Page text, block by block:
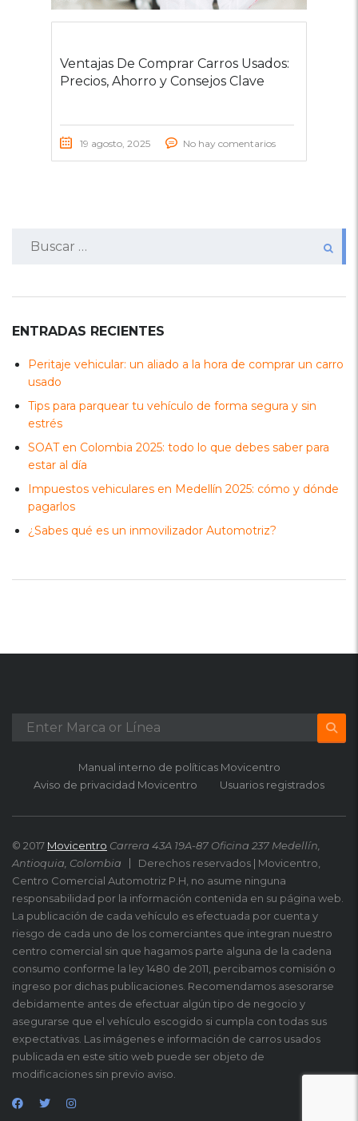
Ventajas De Comprar Carros Usados:
Precios, Ahorro y Consejos Clave
19 agosto, 2025 No hay comentarios
ENTRADAS RECIENTES
Peritaje vehicular: un aliado a la hora de comprar un carro
usado
Tips para parquear tu vehículo de forma segura y sin
estrés
SOAT en Colombia 2025: todo lo que debes saber para
estar al día
Impuestos vehiculares en Medellín 2025: cómo y dónde
pagarlos
¿Sabes qué es un inmovilizador Automotriz?
Manual interno de políticas Movicentro
Aviso de privacidad Movicentro
Usuarios registrados
© 2017 Movicentro Carrera 43A 19A-87 Oficina 237 Medellín,
Antioquia, Colombia
Derechos reservados | Movicentro,
Centro Comercial Automotriz P.H, no asume ninguna
responsabilidad por la información contenida en su página web.
La publicación de cada vehículo es efectuada por cuenta y
riesgo de cada uno de los comerciantes que integran nuestro
centro comercial sin que hagamos parte alguna de la cadena
consumo conforme la ley 1480 de 2011, percibamos comisión o
ingreso por dichas publicaciones. Recomendamos asesorarse
debidamente antes de efectuar algún tipo de negocio y
asegurarse que el vehículo escogido si cumpla con todas sus
expectativas. Las imágenes e información de carros usados
publicada en este sitio web puede ser objeto de
modificaciones sin previo aviso.